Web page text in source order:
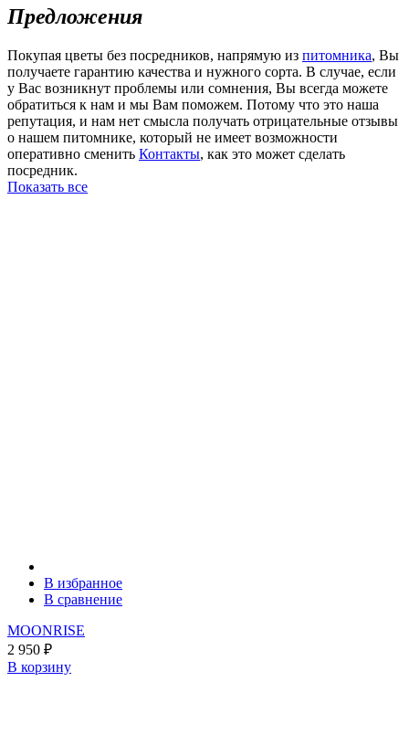
Предложения
Покупая цветы без посредников, напрямую из питомника, Вы
получаете гарантию качества и нужного сорта. В случае, если
у Вас возникнут проблемы или сомнения, Вы всегда можете
обратиться к нам и мы Вам поможем. Потому что это наша
репутация, и нам нет смысла получать отрицательные отзывы
о нашем питомнике, который не имеет возможности
оперативно сменить Контакты, как это может сделать
посредник.
Показать все
В избранное
В сравнение
MOONRISE
2 950 ₽
В корзину